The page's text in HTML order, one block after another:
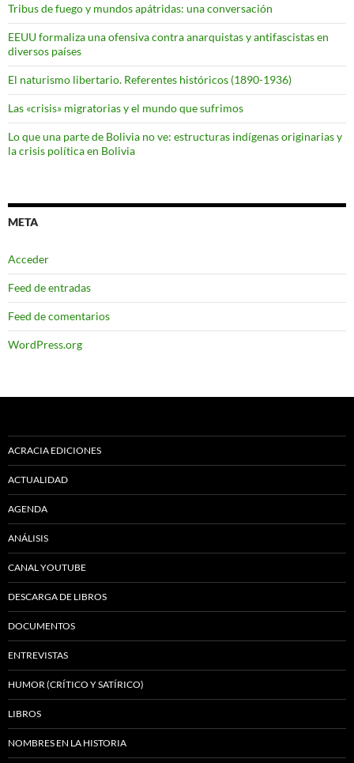
Tribus de fuego y mundos apátridas: una conversación
EEUU formaliza una ofensiva contra anarquistas y antifascistas en
diversos países
El naturismo libertario. Referentes históricos (1890-1936)
Las «crisis» migratorias y el mundo que sufrimos
Lo que una parte de Bolivia no ve: estructuras indígenas originarias y
la crisis política en Bolivia
META
Acceder
Feed de entradas
Feed de comentarios
WordPress.org
ACRACIA EDICIONES
ACTUALIDAD
AGENDA
ANÁLISIS
CANAL YOUTUBE
DESCARGA DE LIBROS
DOCUMENTOS
ENTREVISTAS
HUMOR (CRÍTICO Y SATÍRICO)
LIBROS
NOMBRES EN LA HISTORIA